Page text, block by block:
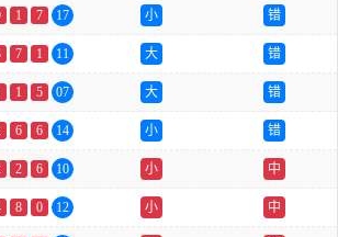
1 7 17 小 错
7 1 11 大 错
1 5 07 大 错
6 6 14 小 错
2 6 10 小 中
8 0 12 小 中